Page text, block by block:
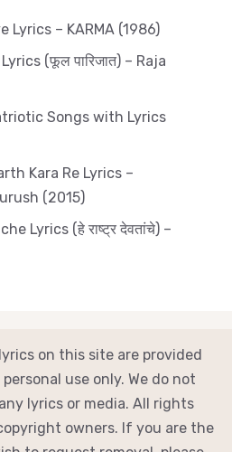
Lyrics – KARMA (1986)
(फूल पारिजात) – Raja
Songs with Lyrics
Kara Re Lyrics –
(2015)
Lyrics (हे राष्ट्र देवतांचे) –
on this site are provided
use only. We do not
lyrics or media. All rights
owners. If you are the